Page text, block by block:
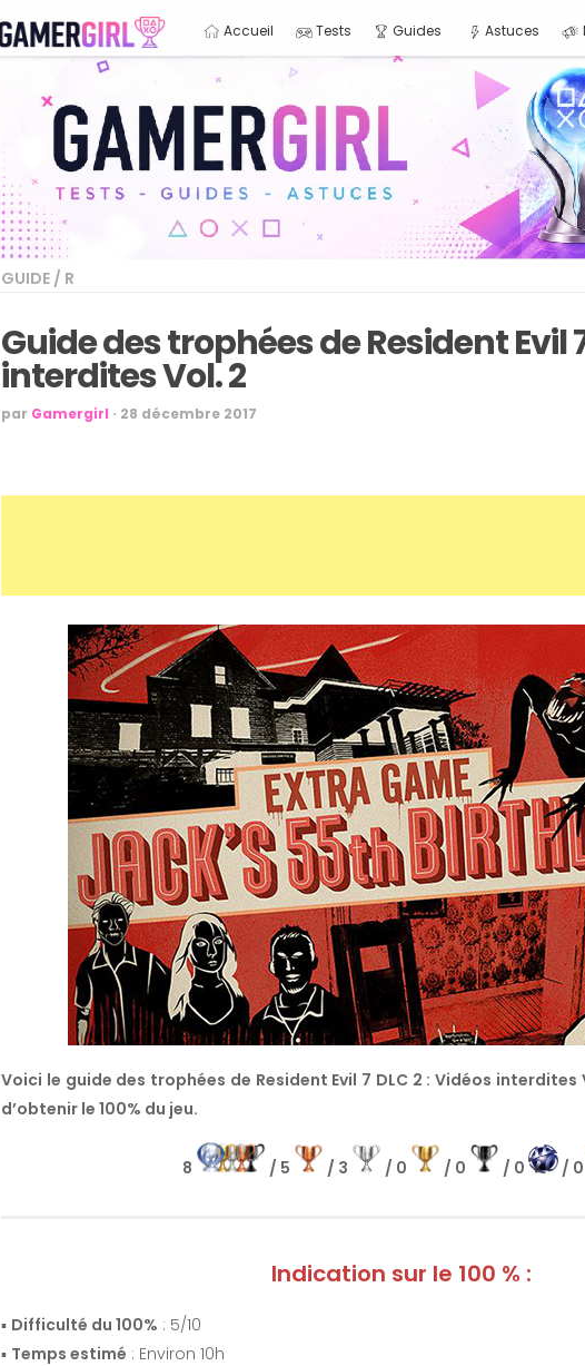
Accueil Tests Guides Astuces
GUIDE / R
Guide des trophées de Resident Evil
interdites Vol. 2
par Gamergirl · 28 décembre 2017
Voici le guide des trophées de Resident Evil 7 DLC 2 : Vidéos
d’obtenir le 100% du jeu.
8 / 5 / 3 / 0 / 0 / 0 / 0
Indication sur le 100 % :
▪️ Difficulté du 100% : 5/10
▪️ Temps estimé : Environ 10h